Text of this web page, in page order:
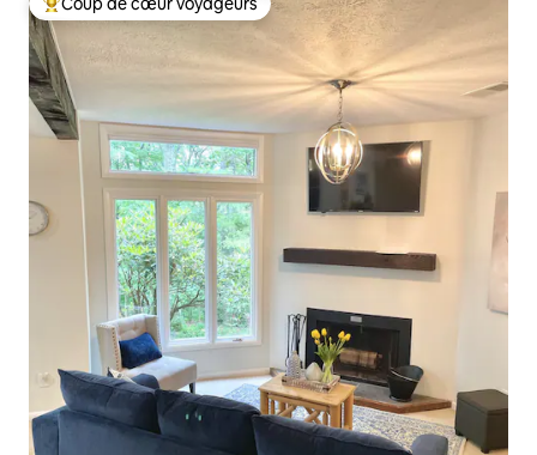
Coups de cœur voyageurs les plus appréciés